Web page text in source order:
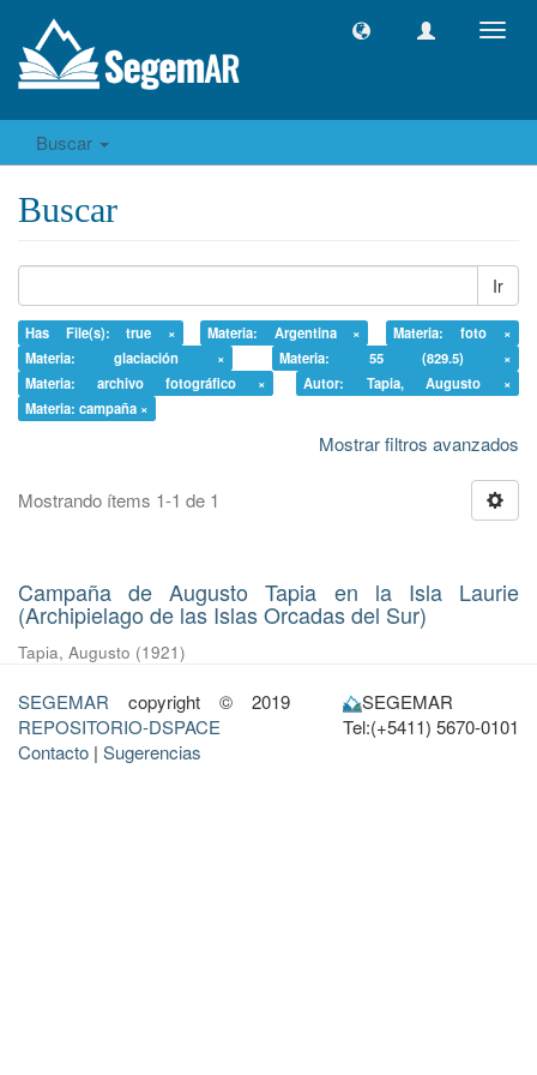
Buscar
Buscar
Ir
Has File(s): true × Materia: Argentina ×
Materia: foto ×
Materia: glaciación ×
Materia: 55 (829.5) ×
Materia: archivo fotográfico ×
Autor: Tapia, Augusto ×
Materia: campaña ×
Mostrar filtros avanzados
Mostrando ítems 1-1 de 1
Campaña de Augusto Tapia en la Isla Laurie
(Archipielago de las Islas Orcadas del Sur)
Tapia, Augusto (1921)
SEGEMAR copyright © 2019
REPOSITORIO-DSPACE
Contacto | Sugerencias
SEGEMAR
Tel:(+5411) 5670-0101